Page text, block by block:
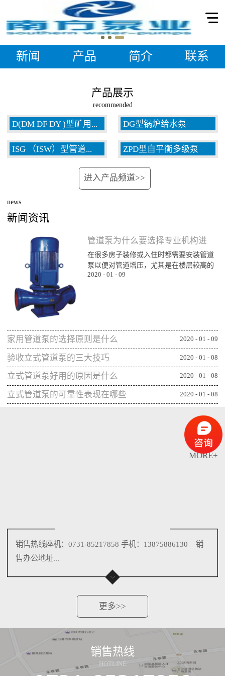
新闻 产品 简介 联系
产品展示
recommended
D(DM DF DY )型矿用... DG型锅炉给水泵
ISG （ISW）型管道... ZPD型自平衡多级泵
进入产品频道>>
news
新闻资讯
MORE+
管道泵为什么要选择专业机构进
行购买
在很多房子装修或入住时都需要安装管道
泵以便对管道增压，尤其是在楼层较高的
楼层为了能顺利用水更对管道增压安装专
一、可获得较规范的售后专业的管道泵生
产机构或厂家往往能更重视售后服务，毕
竟设备类的产品选择专业机构可相应获得
更全面的售后服务，并能及时为出现问题
的管...
2020 - 01 - 09
家用管道泵的选择原则是什么 2020 - 01 - 09
验收立式管道泵的三大技巧 2020 - 01 - 08
立式管道泵好用的原因是什么 2020 - 01 - 08
立式管道泵的可靠性表现在哪些
2020 - 01 - 08
销售热线座机：0731-85217858 手机：13875886130 销
售办公地址...
更多>>
销售热线
HOTLINE